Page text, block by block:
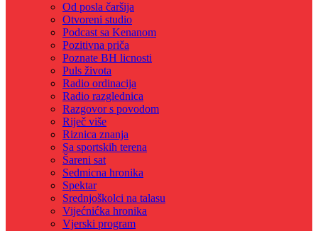
Od posla čaršija
Otvoreni studio
Podcast sa Kenanom
Pozitivna priča
Poznate BH licnosti
Puls života
Radio ordinacija
Radio razglednica
Razgovor s povodom
Riječ više
Riznica znanja
Sa sportskih terena
Šareni sat
Sedmicna hronika
Spektar
Srednjoškolci na talasu
Vijećnićka hronika
Vjerski program